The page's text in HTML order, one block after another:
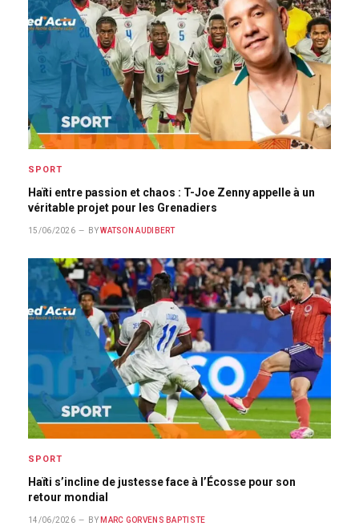
SPORT
Haïti entre passion et chaos : T-Joe Zenny appelle à un
véritable projet pour les Grenadiers
15/06/2026 BY WATSON AUDIBERT
SPORT
Haïti s’incline de justesse face à l’Écosse pour son
retour mondial
14/06/2026 BY MARC GORVENS BAPTISTE